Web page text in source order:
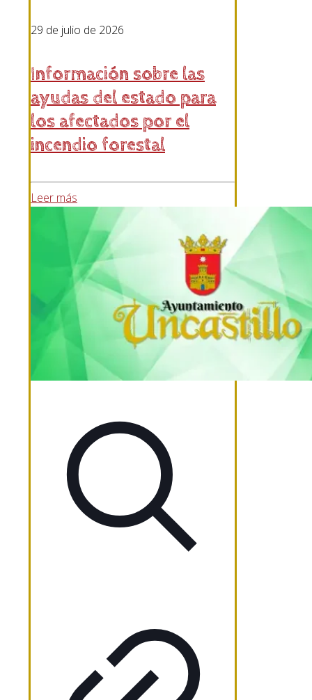
29 de julio de 2026
Información sobre las
ayudas del estado para
los afectados por el
incendio forestal
Leer más